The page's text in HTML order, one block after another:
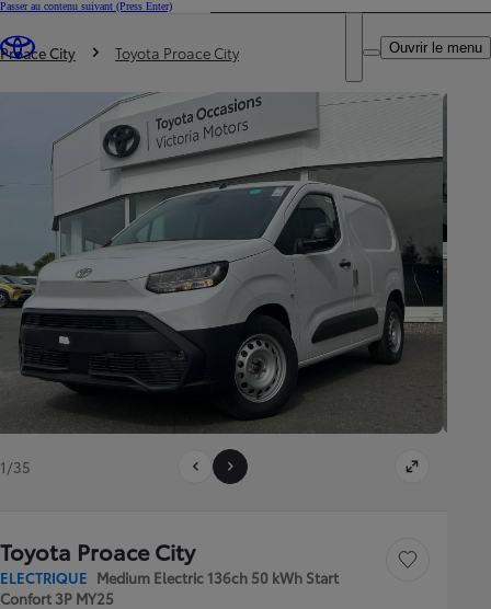
Passer au contenu suivant (Press Enter)
Trouvez un partenaire Toyota
DEALER NAME
Ouvrir le menu
Vous êtes ici
Proace City Toyota Proace City
1/35
Toyota Proace City
ELECTRIQUE Medium Electric 136ch 50 kWh Start
Confort 3P MY25
Sauvegarder le